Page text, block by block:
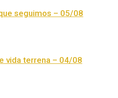
seguimos – 05/08
vida terrena – 04/08